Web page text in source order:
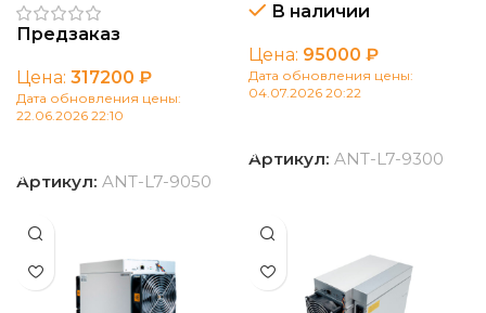
Предзаказ
Цена: 317200 ₽
Дата обновления цены:
22.06.2026 22:10
Артикул: ANT-L7-9050
В наличии
Цена: 95000 ₽
Дата обновления цены:
04.07.2026 20:22
Артикул: ANT-L7-9300